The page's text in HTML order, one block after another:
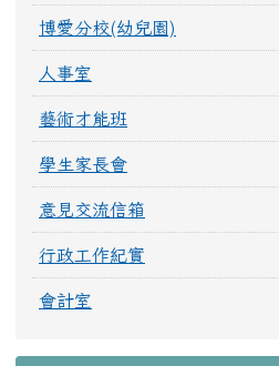
博愛分校(幼兒園)
人事室
藝術才能班
學生家長會
意見交流信箱
行政工作紀實
會計室